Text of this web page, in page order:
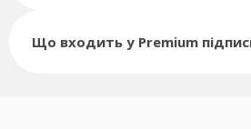
Що входить у Premium